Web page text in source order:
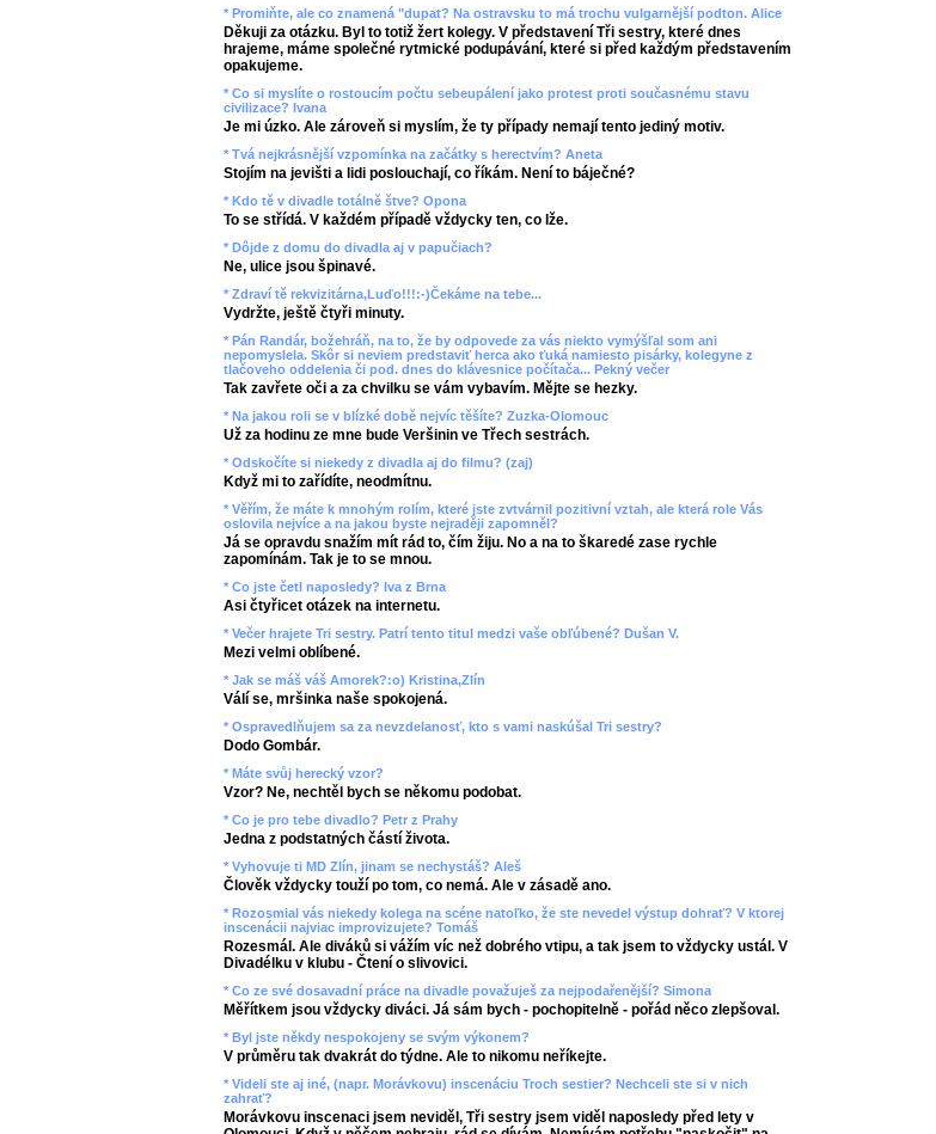
* Promiňte, ale co znamená "dupat? Na ostravsku to má trochu vulgarnější podton. Alice
Děkuji za otázku. Byl to totiž žert kolegy. V představení Tři sestry, které dnes
hrajeme, máme společné rytmické podupávání, které si před každým představením
opakujeme.
* Co si myslíte o rostoucím počtu sebeupálení jako protest proti současnému stavu
civilizace? Ivana
Je mi úzko. Ale zároveň si myslím, že ty případy nemají tento jediný motiv.
* Tvá nejkrásnější vzpomínka na začátky s herectvím? Aneta
Stojím na jevišti a lidi poslouchají, co říkám. Není to báječné?
* Kdo tě v divadle totálně štve? Opona
To se střídá. V každém případě vždycky ten, co lže.
* Dôjde z domu do divadla aj v papučiach?
Ne, ulice jsou špinavé.
* Zdraví tě rekvizitárna,Luďo!!!:-)Čekáme na tebe...
Vydržte, ještě čtyři minuty.
* Pán Randár, božehráň, na to, že by odpovede za vás niekto vymýšľal som ani
nepomyslela. Skôr si neviem predstaviť herca ako ťuká namiesto pisárky, kolegyne z
tlačoveho oddelenia či pod. dnes do klávesnice počítača... Pekný večer
Tak zavřete oči a za chvilku se vám vybavím. Mějte se hezky.
* Na jakou roli se v blízké době nejvíc těšíte? Zuzka-Olomouc
Už za hodinu ze mne bude Veršinin ve Třech sestrách.
* Odskočíte si niekedy z divadla aj do filmu? (zaj)
Když mi to zařídíte, neodmítnu.
* Věřím, že máte k mnohým rolím, které jste zvtvárnil pozitivní vztah, ale která role Vás
oslovila nejvíce a na jakou byste nejraději zapomněl?
Já se opravdu snažím mít rád to, čím žiju. No a na to škaredé zase rychle
zapomínám. Tak je to se mnou.
* Co jste četl naposledy? Iva z Brna
Asi čtyřicet otázek na internetu.
* Večer hrajete Tri sestry. Patrí tento titul medzi vaše obľúbené? Dušan V.
Mezi velmi oblíbené.
* Jak se máš váš Amorek?:o) Kristina,Zlín
Válí se, mršinka naše spokojená.
* Ospravedlňujem sa za nevzdelanosť, kto s vami naskúšal Tri sestry?
Dodo Gombár.
* Máte svůj herecký vzor?
Vzor? Ne, nechtěl bych se někomu podobat.
* Co je pro tebe divadlo? Petr z Prahy
Jedna z podstatných částí života.
* Vyhovuje ti MD Zlín, jinam se nechystáš? Aleš
Člověk vždycky touží po tom, co nemá. Ale v zásadě ano.
* Rozosmial vás niekedy kolega na scéne natoľko, že ste nevedel výstup dohrať? V ktorej
inscenácii najviac improvizujete? Tomáš
Rozesmál. Ale diváků si vážím víc než dobrého vtipu, a tak jsem to vždycky ustál. V
Divadélku v klubu - Čtení o slivovici.
* Co ze své dosavadní práce na divadle považuješ za nejpodařenější? Simona
Měřítkem jsou vždycky diváci. Já sám bych - pochopitelně - pořád něco zlepšoval.
* Byl jste někdy nespokojeny se svým výkonem?
V průměru tak dvakrát do týdne. Ale to nikomu neříkejte.
* Videli ste aj iné, (napr. Morávkovu) inscenáciu Troch sestier? Nechceli ste si v nich
zahrať?
Morávkovu inscenaci jsem neviděl, Tři sestry jsem viděl naposledy před lety v